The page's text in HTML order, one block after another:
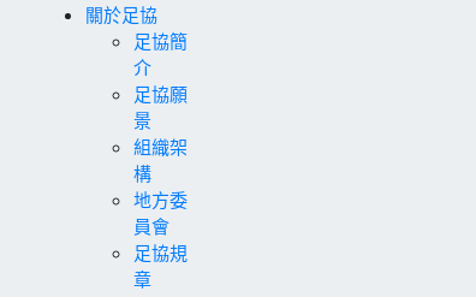
關於足協
足協簡
介
足協願
景
組織架
構
地方委
員會
足協規
章